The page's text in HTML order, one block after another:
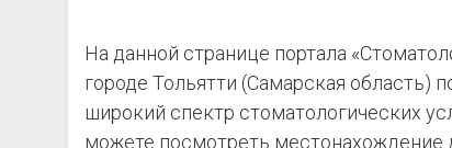
На данной странице портала
городе Тольятти (Самарская область)
широкий спектр стоматологических
можете посмотреть местонахождение